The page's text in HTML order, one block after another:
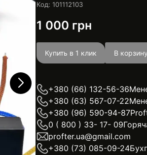
Код: 101112103
1 000 грн
Купить в 1 клик В корзину
+380 (66) 132-56-36
+380 (63) 567-07-22
+380 (96) 590-94-87
0 ( 800 ) 33- 17- 09
profter.ua@gmail.com
+380 (73) 085-09-24